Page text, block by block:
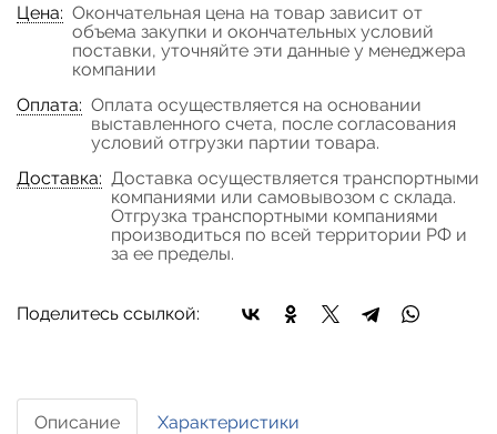
Цена: Окончательная цена на товар зависит от
объема закупки и окончательных условий
поставки, уточняйте эти данные у менеджера
компании
Оплата: Оплата осуществляется на основании
выставленного счета, после согласования
условий отгрузки партии товара.
Доставка: Доставка осуществляется транспортными
компаниями или самовывозом с склада.
Отгрузка транспортными компаниями
производиться по всей территории РФ и
за ее пределы.
Поделитесь ссылкой:
Описание Характеристики